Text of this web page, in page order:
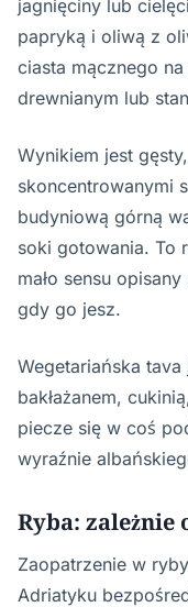
jagnięciny lub
papryką i oliwą z
ciasta mącznego
drewnianym lub
Wynikiem jest
skoncentrowanymi
budyniową górną
soki gotowania. To
mało sensu
gdy go jesz.
Wegetariańska
bakłażanem,
piecze się w coś
wyraźnie
Ryba: zależnie
Zaopatrzenie w
Adriatyku